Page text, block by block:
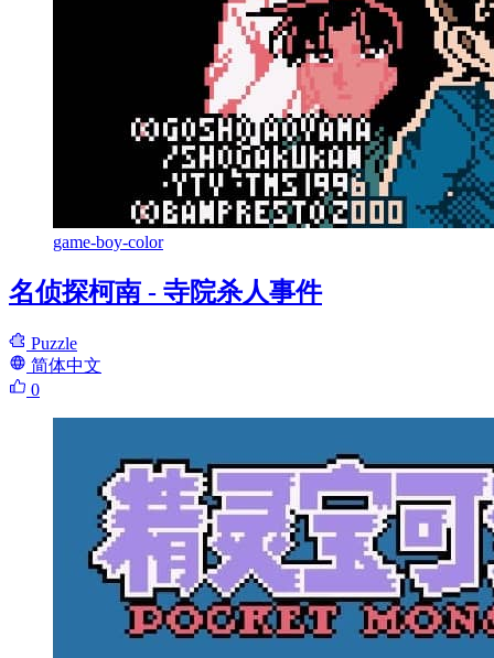
game-boy-color
名侦探柯南 - 寺院杀人事件
Puzzle
简体中文
0